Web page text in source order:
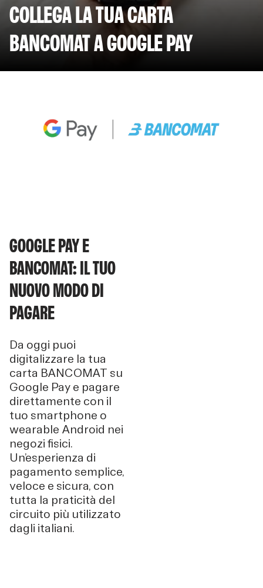
COLLEGA LA TUA CARTA
BANCOMAT A GOOGLE PAY
GOOGLE PAY E
BANCOMAT: IL TUO
NUOVO MODO DI
PAGARE
Da oggi puoi
digitalizzare la tua
carta BANCOMAT su
Google Pay e pagare
direttamente con il
tuo smartphone o
wearable Android nei
negozi fisici.
Un’esperienza di
pagamento semplice,
veloce e sicura, con
tutta la praticità del
circuito più utilizzato
dagli italiani.